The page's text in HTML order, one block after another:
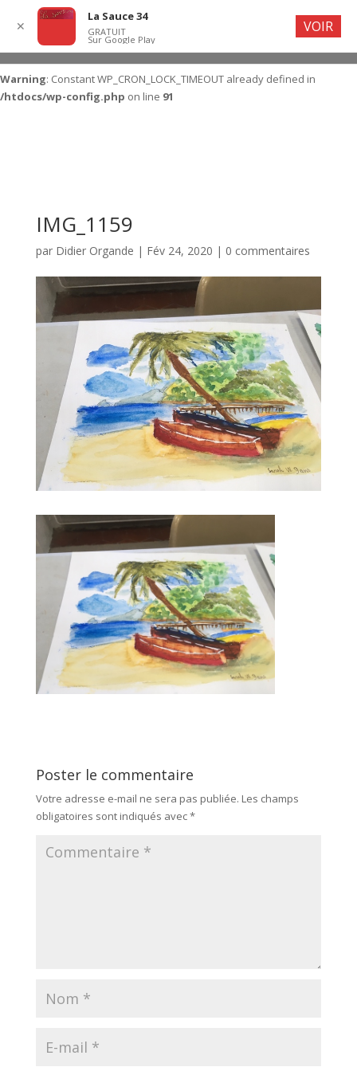
Warning : Constant WP_CRON_LOCK_TIMEOUT already defined in
/htdocs/wp-config.php on line 91
IMG_1159
par Didier Organde | Fév 24, 2020 | 0 commentaires
Poster le commentaire
Votre adresse e-mail ne sera pas publiée. Les champs
obligatoires sont indiqués avec*
✕
La Sauce 34
GRATUIT
Sur Google Play
VOIR